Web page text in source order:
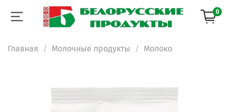
0
Главная Молочные продукты Молоко